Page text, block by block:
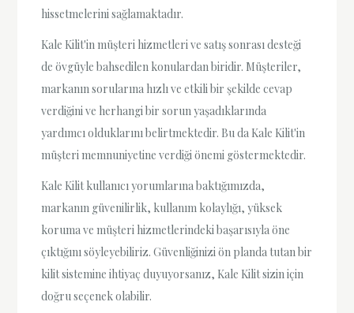
hissetmelerini sağlamaktadır.
Kale Kilit'in müşteri hizmetleri ve satış sonrası desteği
de övgüyle bahsedilen konulardan biridir. Müşteriler,
markanın sorularına hızlı ve etkili bir şekilde cevap
verdiğini ve herhangi bir sorun yaşadıklarında
yardımcı olduklarını belirtmektedir. Bu da Kale Kilit'in
müşteri memnuniyetine verdiği önemi göstermektedir.
Kale Kilit kullanıcı yorumlarına baktığımızda,
markanın güvenilirlik, kullanım kolaylığı, yüksek
koruma ve müşteri hizmetlerindeki başarısıyla öne
çıktığını söyleyebiliriz. Güvenliğinizi ön planda tutan bir
kilit sistemine ihtiyaç duyuyorsanız, Kale Kilit sizin için
doğru seçenek olabilir.